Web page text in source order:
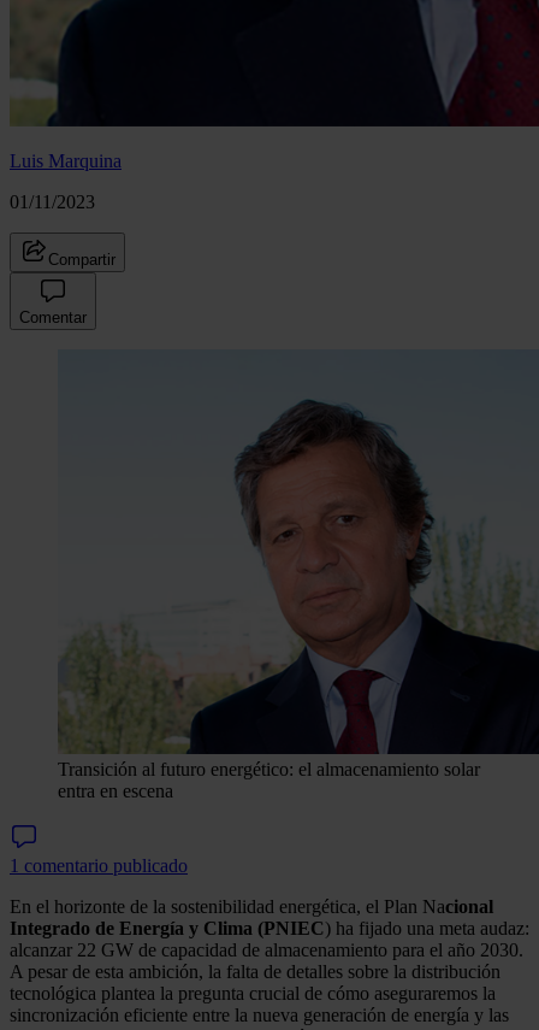
Luis Marquina
01/11/2023
Compartir
Comentar
Transición al futuro energético: el almacenamiento solar
entra en escena
1 comentario publicado
En el horizonte de la sostenibilidad energética, el Plan Nacional
Integrado de Energía y Clima (PNIEC) ha fijado una meta audaz:
alcanzar 22 GW de capacidad de almacenamiento para el año 2030.
A pesar de esta ambición, la falta de detalles sobre la distribución
tecnológica plantea la pregunta crucial de cómo aseguraremos la
sincronización eficiente entre la nueva generación de energía y las